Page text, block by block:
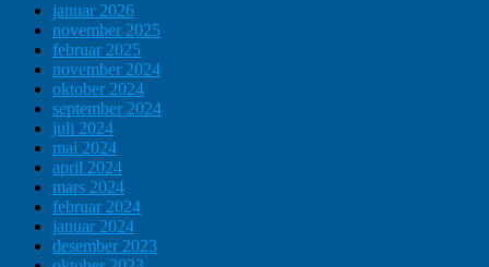
januar 2026
november 2025
februar 2025
november 2024
oktober 2024
september 2024
juli 2024
mai 2024
april 2024
mars 2024
februar 2024
januar 2024
desember 2023